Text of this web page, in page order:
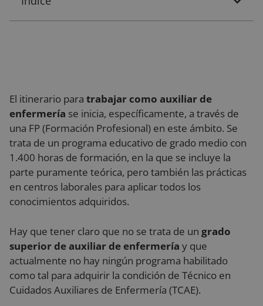
El itinerario para trabajar como auxiliar de
enfermería se inicia, específicamente, a través de
una FP (Formación Profesional) en este ámbito. Se
trata de un programa educativo de grado medio con
1.400 horas de formación, en la que se incluye la
parte puramente teórica, pero también las prácticas
en centros laborales para aplicar todos los
conocimientos adquiridos.
Hay que tener claro que no se trata de un grado
superior de auxiliar de enfermería y que
actualmente no hay ningún programa habilitado
como tal para adquirir la condición de Técnico en
Cuidados Auxiliares de Enfermería (TCAE).